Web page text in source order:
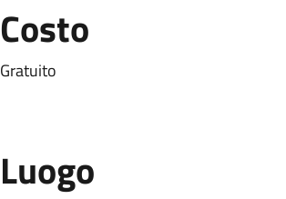
Costo
Gratuito
Luogo